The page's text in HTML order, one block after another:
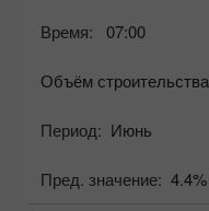
Время: 07:00
Объём строительства
Период: Июнь
Пред. значение: 4.4%